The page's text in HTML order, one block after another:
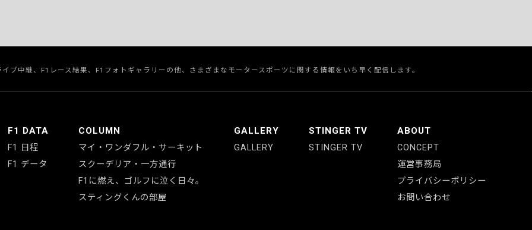
ブ中継、F1レース結果、F1フォトギャラリーの他、さまざまなモータースポーツに関する情報をいち早く配信します。
F1 DATA
F1 日程
F1 データ
COLUMN
マイ・ワンダフル・サーキット
スクーデリア・一方通行
F1に燃え、ゴルフに泣く日々。
スティングくんの部屋
GALLERY
GALLERY
STINGER TV
STINGER TV
ABOUT
CONCEPT
運営事務局
プライバシーポリシー
お問い合わせ